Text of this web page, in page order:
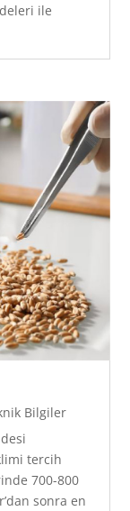
ile
Bilgiler
tercih
700-800
sonra en